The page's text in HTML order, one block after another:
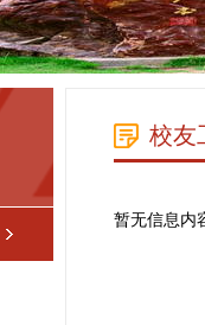
校友
暂无信息内